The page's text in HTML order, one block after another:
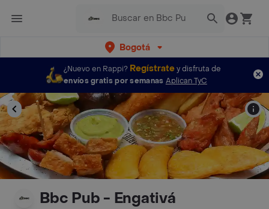
Bogotá
¿Nuevo en Rappi? Regístratey disfruta de
envíos gratis por semanas Aplican TyC
Bbc Pub - Engativá